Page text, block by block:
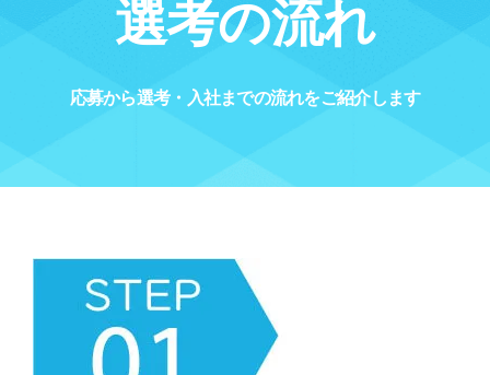
選考の流れ
応募から選考・入社までの流れをご紹介します